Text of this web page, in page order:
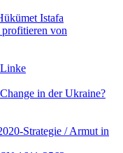
Istafa
von
in der Ukraine?
Strategie / Armut in